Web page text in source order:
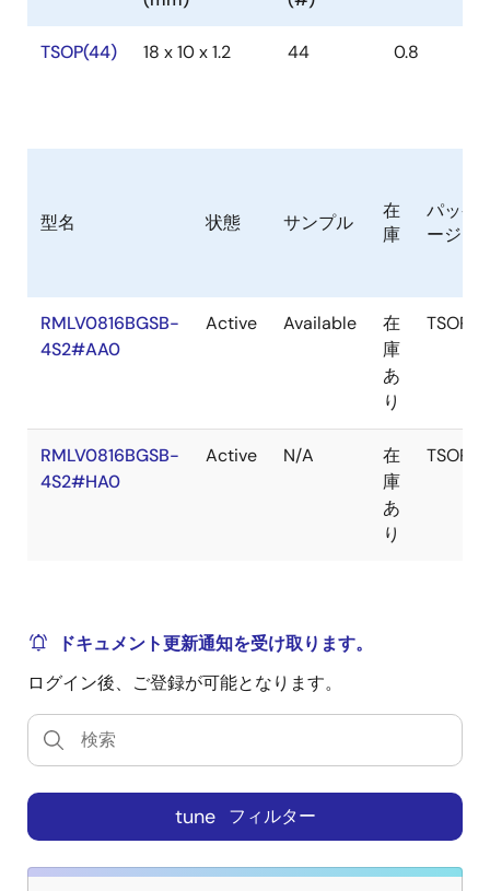
TSOP(44) 18 x 10 x 1.2 44 0.8
型名 状態 サンプル
在
庫
パッケ
ージ
RMLV0816BGSB-
4S2#AA0
Active Available
在
庫
あ
り
RMLV0816BGSB-
4S2#HA0
Active N/A
在
庫
あ
り
ドキュメント更新通知を受け取ります。
ログイン後、ご登録が可能となります。
tune フィルター